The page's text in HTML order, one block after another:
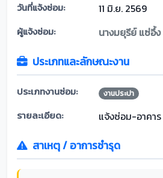
วันที่แจ้งซ่อม: 11 มิ.ย. 2569
ผู้แจ้งซ่อม: นางมยุรีย์ แซ่อึ้ง
ประเภทและลักษณะงาน
ประเภทงานซ่อม: งานประปา
รายละเอียด: แจ้งซ่อม-อาคาร
สาเหตุ / อาการชำรุด